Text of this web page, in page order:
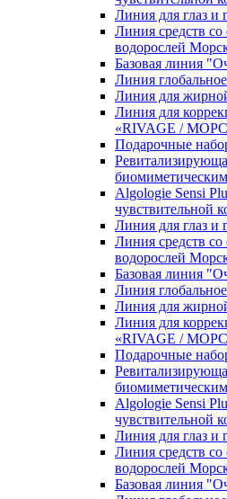
Линия для глаз и
Линия средств
водорослей
Базовая линия
Линия
Линия для
Линия для
«RIVAGE /
Подарочные
Algologie Sensi
чувcтвительной
Линия для глаз и
Линия средств
водорослей
Базовая линия
Линия
Линия для
Линия для
«RIVAGE /
Подарочные
Algologie Sensi
чувcтвительной
Линия для глаз и
Линия средств
водорослей
Базовая линия